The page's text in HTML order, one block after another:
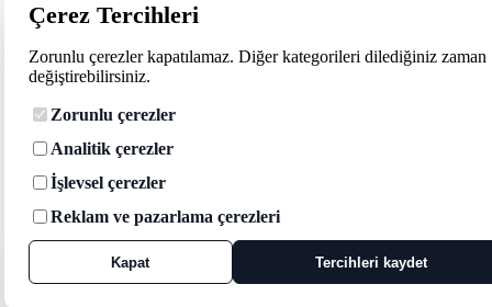
Çerez tercihleri
Çerez Tercihleri
Zorunlu çerezler kapatılamaz. Diğer kategorileri dilediğiniz zaman
değiştirebilirsiniz.
Zorunlu çerezler
Analitik çerezler
İşlevsel çerezler
Reklam ve pazarlama çerezleri
Kapat Tercihleri kaydet